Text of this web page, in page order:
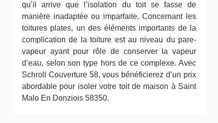
qu’il arrive que l’isolation du toit se fasse de
manière inadaptée ou imparfaite. Concernant les
toitures plates, un des éléments importants de la
complication de la toiture est au niveau du pare-
vapeur ayant pour rôle de conserver la vapeur
d’eau, selon son type hors de ce complexe. Avec
Schroll Couverture 58, vous bénéficierez d’un prix
abordable pour isoler votre toit de maison à Saint
Malo En Donziois 58350.